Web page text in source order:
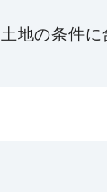
土地の条件に